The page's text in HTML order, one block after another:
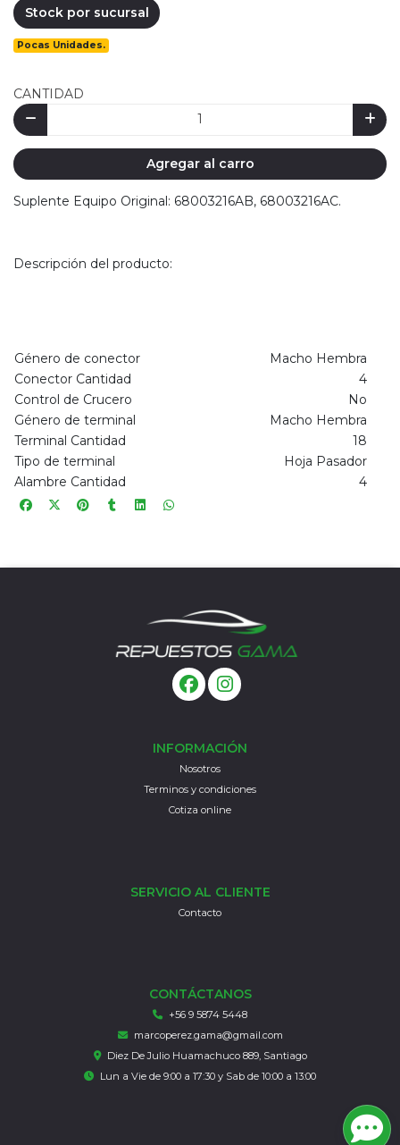
Stock por sucursal
Pocas Unidades.
CANTIDAD
Agregar al carro
Suplente Equipo Original: 68003216AB, 68003216AC.
Descripción del producto:
Género de conector
Macho Hembra
Conector Cantidad
4
Control de Crucero
No
Género de terminal
Macho Hembra
Terminal Cantidad
18
Tipo de terminal
Hoja Pasador
Alambre Cantidad
4
INFORMACIÓN
Nosotros
Terminos y condiciones
Cotiza online
SERVICIO AL CLIENTE
Contacto
CONTÁCTANOS
+56 9 5874 5448
marcoperez.gama@gmail.com
Diez De Julio Huamachuco 889, Santiago
Lun a Vie de 9:00 a 17:30 y Sab de 10:00 a 13:00